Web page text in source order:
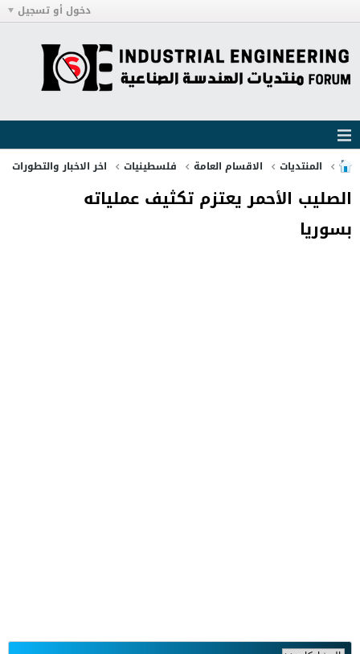
دخول أو تسجيل
المنتديات الاقسام العامة فلسطينيات اخر الاخبار والتطورات
الصليب الأحمر يعتزم تكثيف عملياته
بسوريا